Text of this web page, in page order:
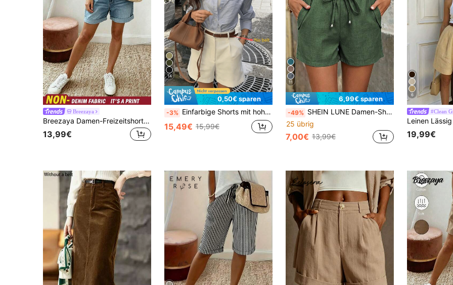
Breezaya
Breezaya Damen-Freizeitshorts aus Denim mit elastischem Bund, Taschen und Muster
13,99€
14
0,50€ sparen
-3% Einfarbige Shorts mit hoher Taille, geeignet für Pendeln und Frühling/Sommer Urlaub, passend für Casual zum Valentinstag, schick & elegant
15,49€ 15,99€
11
6,99€ sparen
-49% SHEIN LUNE Damen-Shorts mit Kordelzug, Bindebund und elastischem Bund
25 übrig
7,00€ 13,99€
6
#Clean
19,99€